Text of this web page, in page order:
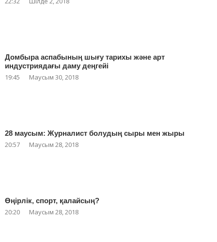
Домбыра аспабының шығу тарихы және арт
индустриядағы даму деңгейі
19:45 Маусым 30, 2018
28 маусым: Журналист болудың сыры мен жыры
20:57 Маусым 28, 2018
Өңірлік, спорт, қалайсың?
20:20 Маусым 28, 2018